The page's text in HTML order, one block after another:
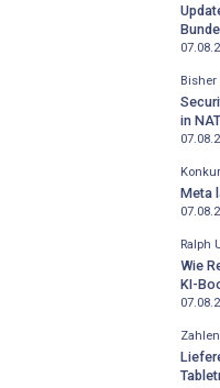
in
Meta
Ralph
Wie
KI-